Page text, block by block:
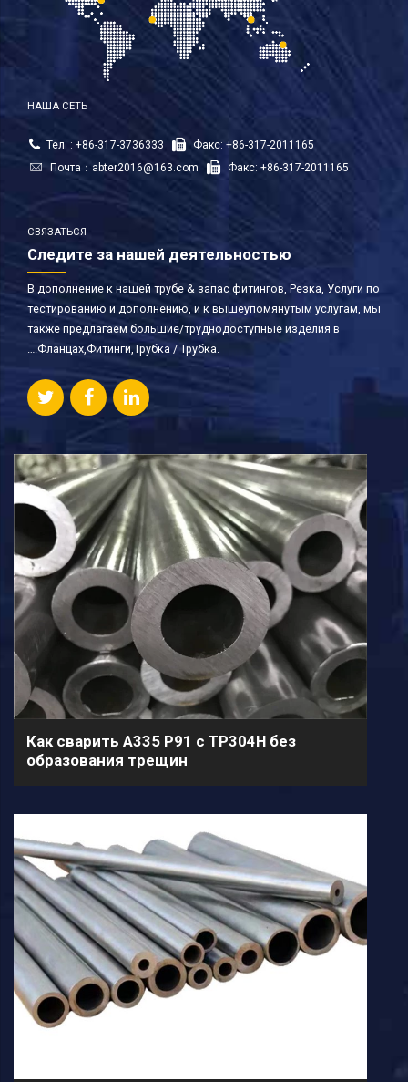
НАША СЕТЬ
Тел. : +86-317-3736333
Факс: +86-317-2011165
Почта： abter2016@163.com Факс: +86-317-2011165
СВЯЗАТЬСЯ
Следите за нашей деятельностью
В дополнение к нашей трубе & запас фитингов, Резка, Услуги по
тестированию и дополнению, и к вышеупомянутым услугам, мы
также предлагаем большие/труднодоступные изделия в
….Фланцах,Фитинги,Трубка / Трубка.
Как сварить A335 P91 с TP304H без
образования трещин